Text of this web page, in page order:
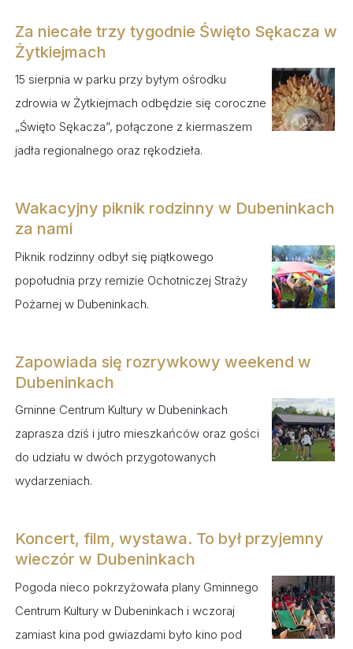
Za niecałe trzy tygodnie Święto Sękacza w
Żytkiejmach
15 sierpnia w parku przy byłym ośrodku
zdrowia w Żytkiejmach odbędzie się coroczne
„Święto Sękacza”, połączone z kiermaszem
jadła regionalnego oraz rękodzieła.
Wakacyjny piknik rodzinny w Dubeninkach
za nami
Piknik rodzinny odbył się piątkowego
popołudnia przy remizie Ochotniczej Straży
Pożarnej w Dubeninkach.
Zapowiada się rozrywkowy weekend w
Dubeninkach
Gminne Centrum Kultury w Dubeninkach
zaprasza dziś i jutro mieszkańców oraz gości
do udziału w dwóch przygotowanych
wydarzeniach.
Koncert, film, wystawa. To był przyjemny
wieczór w Dubeninkach
Pogoda nieco pokrzyżowała plany Gminnego
Centrum Kultury w Dubeninkach i wczoraj
zamiast kina pod gwiazdami było kino pod